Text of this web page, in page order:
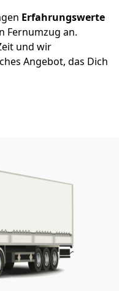
Erfahrungswerte
Fernumzug an.
und wir
Angebot, das Dich